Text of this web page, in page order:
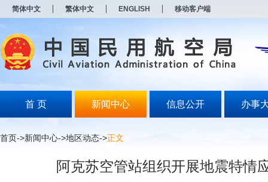
简体中文 繁体中文 ENGLISH 移动客户端
首 页 新闻中心 信息公开 办事
首页->新闻中心->地区动态->正文
阿克苏空管站组织开展地震特情
打
开
无
障
说
按
Alt